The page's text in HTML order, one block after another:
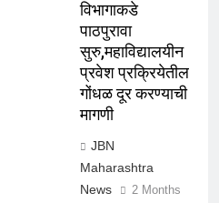
विभागाकडे
पाठपुरावा
सुरु,महाविद्यालयीन
प्रवेश प्रक्रियेतील
गोंधळ दूर करण्याची
मागणी
JBN
Maharashtra
News
2 Months